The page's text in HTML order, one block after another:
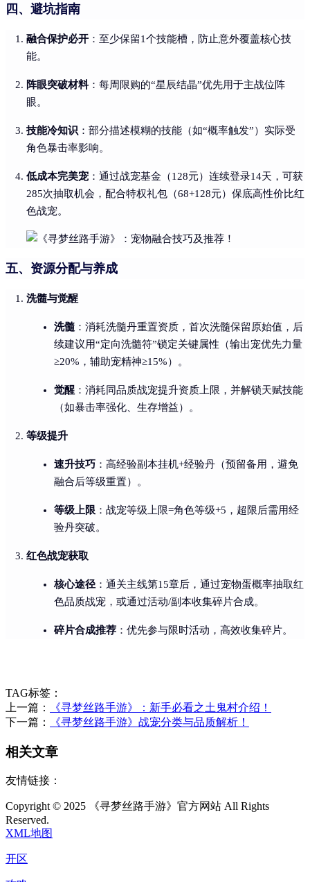
四、避坑指南
融合保护必开 ：至少保留1个技能槽，防止意外覆盖核心技
能。
阵眼突破材料：每周限购的“星辰结晶”优先用于主战位阵
眼。
技能冷知识 ：部分描述模糊的技能（如“概率触发”）实际受
角色暴击率影响。
低成本完美宠 ：通过战宠基金（128元）连续登录14天，可获
285次抽取机会，配合特权礼包（68+128元）保底高性价比红
色战宠。
五、资源分配与养成
洗髓与觉醒
洗髓 ：消耗洗髓丹重置资质，首次洗髓保留原始值，后
续建议用“定向洗髓符”锁定关键属性（输出宠优先力量
≥20%，辅助宠精神≥15%）。
觉醒 ：消耗同品质战宠提升资质上限，并解锁天赋技能
（如暴击率强化、生存增益）。
等级提升
速升技巧 ：高经验副本挂机+经验丹（预留备用，避免
融合后等级重置）。
等级上限 ：战宠等级上限=角色等级+5，超限后需用经
验丹突破。
红色战宠获取
核心途径 ：通关主线第15章后，通过宠物蛋概率抽取红
色品质战宠，或通过活动/副本收集碎片合成。
碎片合成推荐 ：优先参与限时活动，高效收集碎片。
TAG标签：
上一篇：
《寻梦丝路手游》：新手必看之土鬼村介绍！
下一篇：
《寻梦丝路手游》战宠分类与品质解析！
相关文章
友情链接：
Copyright © 2025 《寻梦丝路手游》官方网站 All Rights
Reserved.
XML地图
开区